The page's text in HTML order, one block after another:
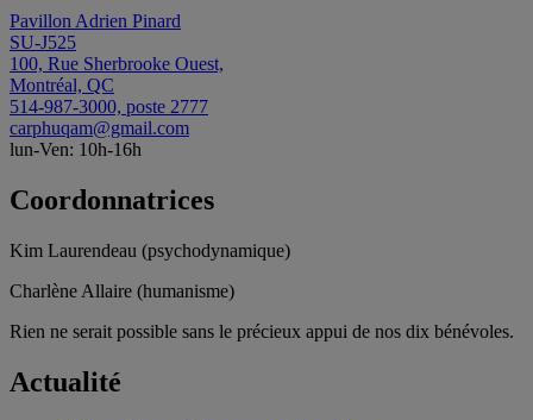
Pavillon Adrien Pinard
SU-J525
100, Rue Sherbrooke Ouest,
Montréal, QC
514-987-3000, poste 2777
carphuqam@gmail.com
lun-Ven: 10h-16h
Coordonnatrices
Kim Laurendeau (psychodynamique)
Charlène Allaire (humanisme)
Rien ne serait possible sans le précieux appui de nos dix bénévoles.
Actualité